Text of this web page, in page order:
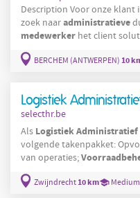
Description Voor onze klant in de bankensector zijn we nog op
zoek naaradministratieve
medewerker het client
KBC
voor de volledige
BERCHEM (ANTWERPEN) 10
Logistiek
selecthr.be
Als LogistiekAdministratief
volgende takenpakket: Opvolging van klantorders en plannen
van operaties;
Administratieve
controles in het magazijn; Continu streven naar verbetering van
Zwijndrecht10 km Medium